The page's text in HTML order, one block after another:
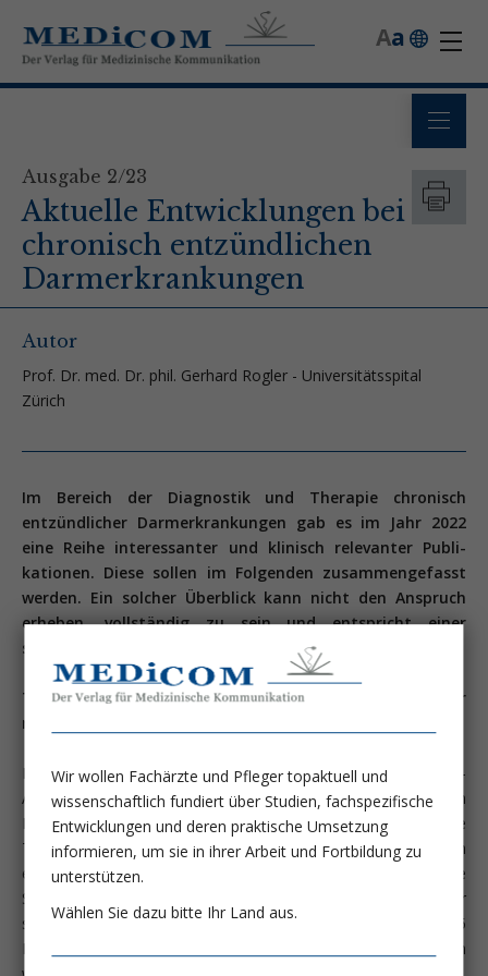
a
A
Ausgabe 2/23
Aktuelle Entwicklungen bei
chronisch entzündlichen
Darmerkrankungen
Autor
Prof. Dr. med. Dr. phil. Gerhard Rogler - Universitätsspital
Zürich
Im Bereich der Diagnostik und Therapie chronisch
entzündlicher Darmerkrankungen gab es im Jahr 2022
eine Reihe interessanter und klinisch relevanter Publi­
kationen. Diese sollen im Folgenden zusammengefasst
werden. Ein solcher Überblick kann nicht den Anspruch
erheben, vollständig zu sein und entspricht einer
subjektiven Auswahl des Verfassers.
TNF-Hemmer und Operationsrisiken: Absetzen ja oder
nein?
Bisher war es unklar, ob unter einer Therapie mit Anti-TNF-
Antikörpern ein erhöhtes Operationsrisiko besteht. Wurden
Patienten mit Anti-TNF-Therapie operiert, wurde häufig die
Therapie ausgesetzt, was zu Schüben der chronisch
entzündlichen Darmerkrankungen führen kann. Daher ist die
Studie von Cohen et al. von grosser Bedeutung. In der
sogenannten PUCCINI Studie wurden TNF-Hemmer bei 565
Patienten vor einer Operation abgesetzt, bei 382 Patienten
Wir wollen Fachärzte und Pfleger topaktuell und
wissenschaftlich fundiert über Studien, fachspezifische
Entwicklungen und deren praktische Umsetzung
informieren, um sie in ihrer Arbeit und Fortbildung zu
unterstützen.
Wählen Sie dazu bitte Ihr Land aus.